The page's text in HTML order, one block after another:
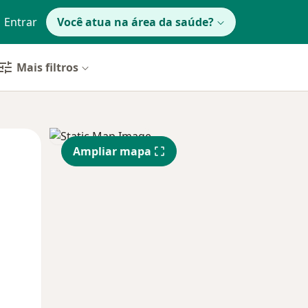
Entrar Você atua na área da saúde?
Mais filtros
Segunda-feira Ter,
11 Ago
Qua
12 Ago
Ampliar mapa